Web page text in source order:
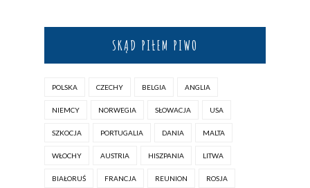
SKĄD PIŁEM PIWO
POLSKA CZECHY BELGIA ANGLIA
NIEMCY NORWEGIA SŁOWACJA USA
SZKOCJA PORTUGALIA DANIA MALTA
WŁOCHY AUSTRIA HISZPANIA LITWA
BIAŁORUŚ FRANCJA REUNION ROSJA